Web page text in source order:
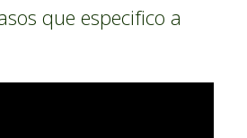
que especifico a